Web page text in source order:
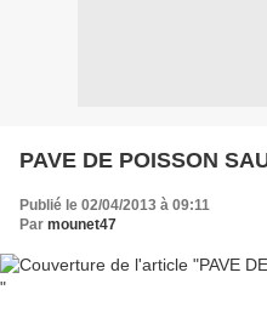
PAVE DE POISSON
Publié le 02/04/2013 à 09:11
Par mounet47